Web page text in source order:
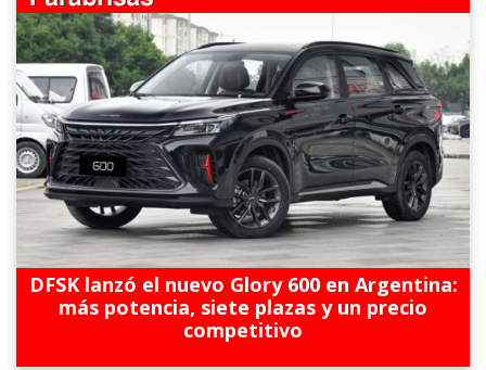
DFSK lanzó el nuevo Glory 600 en Argentina:
más potencia, siete plazas y un precio
competitivo